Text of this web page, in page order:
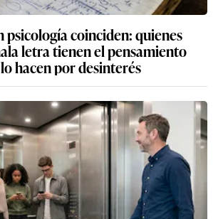
psicología coinciden: quienes
letra tienen el pensamiento
hacen por desinterés